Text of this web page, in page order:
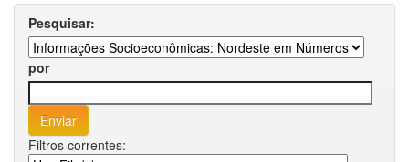
Pesquisar:
por
Filtros correntes: